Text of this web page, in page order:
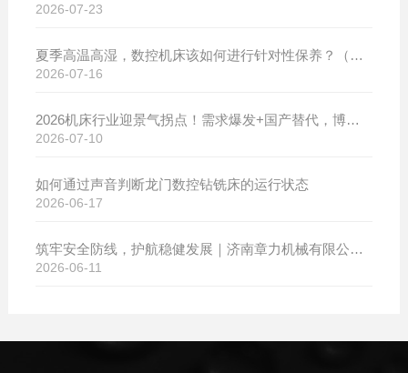
2026-07-23
夏季高温高湿，数控机床该如何进行针对性保养？（附冬夏维保异同对比）
2026-07-16
2026机床行业迎景气拐点！需求爆发+国产替代，博斯曼数控设备产销两旺发货忙
2026-07-10
如何通过声音判断龙门数控钻铣床的运行状态
2026-06-17
筑牢安全防线，护航稳健发展｜济南章力机械有限公司开展2026年安全生产月系列活动
2026-06-11